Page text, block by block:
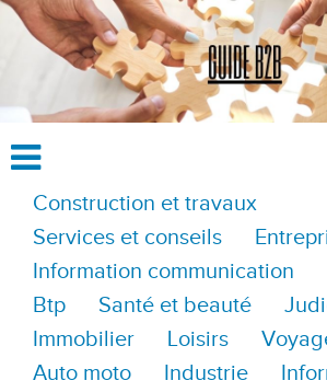
Construction et travaux
Services et conseils
Information communication
Btp
Santé et beauté
Immobilier
Loisirs
Auto moto
Industrie